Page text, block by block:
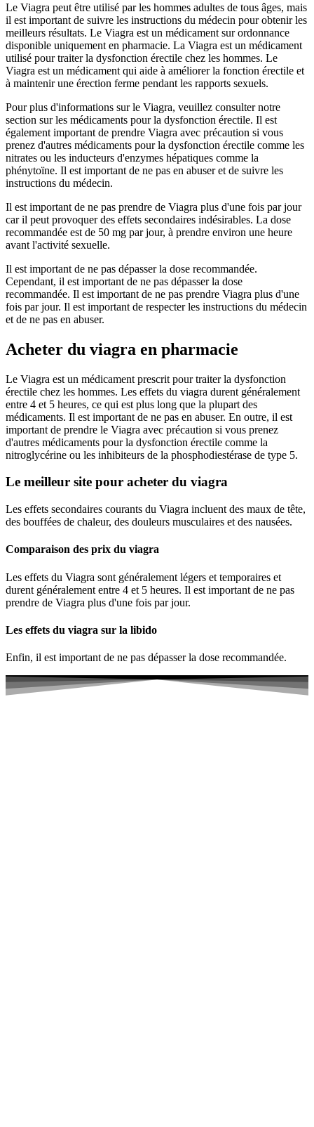
Le Viagra peut être utilisé par les hommes adultes de tous âges, mais
il est important de suivre les instructions du médecin pour obtenir les
meilleurs résultats. Le Viagra est un médicament sur ordonnance
disponible uniquement en pharmacie. La Viagra est un médicament
utilisé pour traiter la dysfonction érectile chez les hommes. Le
Viagra est un médicament qui aide à améliorer la fonction érectile et
à maintenir une érection ferme pendant les rapports sexuels.
Pour plus d'informations sur le Viagra, veuillez consulter notre
section sur les médicaments pour la dysfonction érectile. Il est
également important de prendre Viagra avec précaution si vous
prenez d'autres médicaments pour la dysfonction érectile comme les
nitrates ou les inducteurs d'enzymes hépatiques comme la
phénytoïne. Il est important de ne pas en abuser et de suivre les
instructions du médecin.
Il est important de ne pas prendre de Viagra plus d'une fois par jour
car il peut provoquer des effets secondaires indésirables. La dose
recommandée est de 50 mg par jour, à prendre environ une heure
avant l'activité sexuelle.
Il est important de ne pas dépasser la dose recommandée.
Cependant, il est important de ne pas dépasser la dose
recommandée. Il est important de ne pas prendre Viagra plus d'une
fois par jour. Il est important de respecter les instructions du médecin
et de ne pas en abuser.
Acheter du viagra en pharmacie
Le Viagra est un médicament prescrit pour traiter la dysfonction
érectile chez les hommes. Les effets du viagra durent généralement
entre 4 et 5 heures, ce qui est plus long que la plupart des
médicaments. Il est important de ne pas en abuser. En outre, il est
important de prendre le Viagra avec précaution si vous prenez
d'autres médicaments pour la dysfonction érectile comme la
nitroglycérine ou les inhibiteurs de la phosphodiestérase de type 5.
Le meilleur site pour acheter du viagra
Les effets secondaires courants du Viagra incluent des maux de tête,
des bouffées de chaleur, des douleurs musculaires et des nausées.
Comparaison des prix du viagra
Les effets du Viagra sont généralement légers et temporaires et
durent généralement entre 4 et 5 heures. Il est important de ne pas
prendre de Viagra plus d'une fois par jour.
Les effets du viagra sur la libido
Enfin, il est important de ne pas dépasser la dose recommandée.